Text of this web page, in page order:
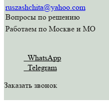
ruszashchita@yahoo.com
Вопросы по решению
Работаем по Москве и МО
WhatsApp
Telegram
Заказать звонок